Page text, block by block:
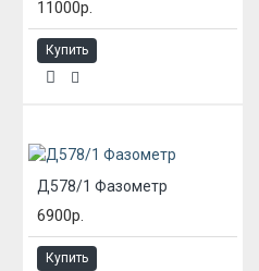
11000р.
Купить
Д578/1 Фазометр
6900р.
Купить